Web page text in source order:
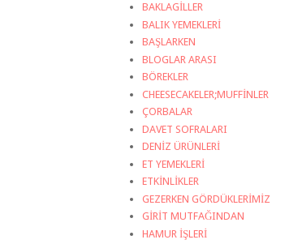
BAKLAGİLLER
BALIK YEMEKLERİ
BAŞLARKEN
BLOGLAR ARASI
BÖREKLER
CHEESECAKELER;MUFFİNLER
ÇORBALAR
DAVET SOFRALARI
DENİZ ÜRÜNLERİ
ET YEMEKLERİ
ETKİNLİKLER
GEZERKEN GÖRDÜKLERİMİZ
GİRİT MUTFAĞINDAN
HAMUR İŞLERİ